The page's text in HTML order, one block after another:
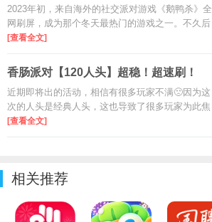
鸭杀
2023年初，来自海外的社交派对游戏《鹅鸭杀》全
网刷屏，成为那个冬天最热门的游戏之一。不久后
国内厂商拿下了版权进行研发，时隔两年，手游版
的《鹅鸭杀》上线了。
[查看全文]
香肠派对【120人头】超稳！超速刷！
近期即将出的活动，相信有很多玩家不满🙁因为这
次的人头是经典人头，这也导致了很多玩家为此焦
虑。下面，我为大家带来：超稳、超速刷，超稳超
速刷，这三种方式，速刷120人头！
[查看全文]
相关推荐